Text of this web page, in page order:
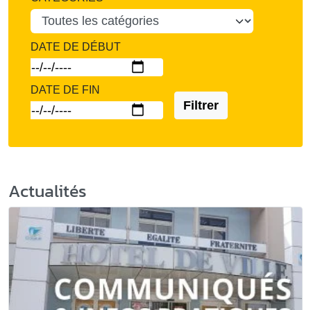
DATE DE DÉBUT
DATE DE FIN
Filtrer
Actualités